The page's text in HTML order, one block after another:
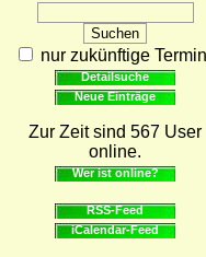
nur zukünftige
Detailsuche
Neue Einträge
Zur Zeit sind 567 User
online.
Wer ist online?
RSS-Feed
iCalendar-Feed